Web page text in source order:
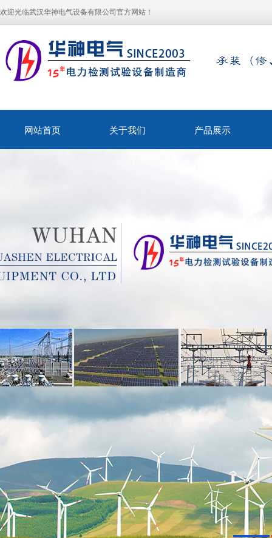
欢迎光临武汉华神电气设备有限公司官方网站！
网站首页 关于我们 产品展示